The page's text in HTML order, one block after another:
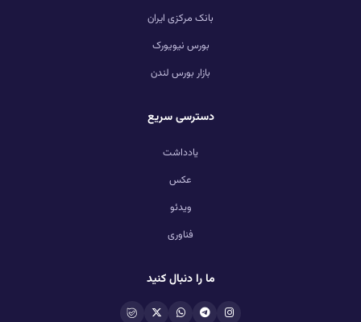
بانک مرکزی ایران
بورس نیویورک
بازار بورس لندن
دسترسی سریع
یادداشت
عکس
ویدئو
فناوری
ما را دنبال کنید